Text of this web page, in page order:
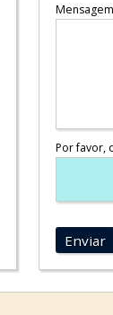
Mensagem
Por favor,
Enviar